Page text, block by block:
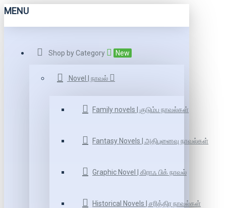
MENU
Shop by Category New
Novel | நாவல்
Family novels | குடும்ப நாவல்கள்
Fantasy Novels | அதிபுனைவு நாவல்கள்
Graphic Novel | கிராஃ பிக் நாவல்
Historical Novels | சரித்திர நாவல்கள்